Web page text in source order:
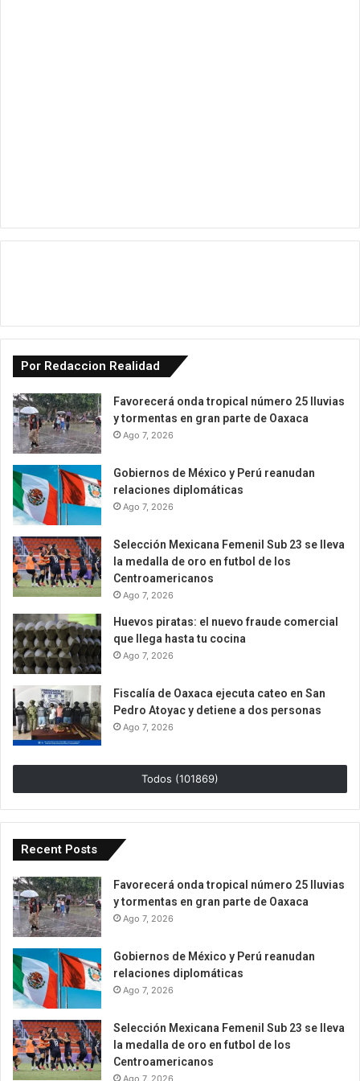
Por Redaccion Realidad
Favorecerá onda tropical número 25 lluvias
y tormentas en gran parte de Oaxaca
Ago 7, 2026
Gobiernos de México y Perú reanudan
relaciones diplomáticas
Ago 7, 2026
Selección Mexicana Femenil Sub 23 se lleva
la medalla de oro en futbol de los
Centroamericanos
Ago 7, 2026
Huevos piratas: el nuevo fraude comercial
que llega hasta tu cocina
Ago 7, 2026
Fiscalía de Oaxaca ejecuta cateo en San
Pedro Atoyac y detiene a dos personas
Ago 7, 2026
Todos (101869)
Recent Posts
Favorecerá onda tropical número 25 lluvias
y tormentas en gran parte de Oaxaca
Ago 7, 2026
Gobiernos de México y Perú reanudan
relaciones diplomáticas
Ago 7, 2026
Selección Mexicana Femenil Sub 23 se lleva
la medalla de oro en futbol de los
Centroamericanos